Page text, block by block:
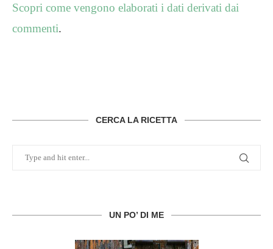
Scopri come vengono elaborati i dati derivati dai
commenti.
CERCA LA RICETTA
UN PO’ DI ME